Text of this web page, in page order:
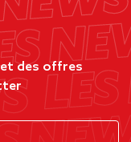
des offres